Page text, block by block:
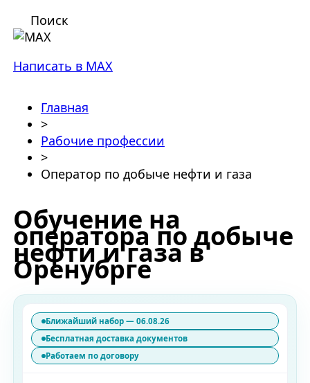
Поиск
Написать в MAX
Главная
>
Рабочие профессии
>
Оператор по добыче нефти и газа
Обучение на
оператора по добыче
нефти и газа в
Оренубрге
Ближайший набор — 06.08.26
Бесплатная доставка документов
Работаем по договору